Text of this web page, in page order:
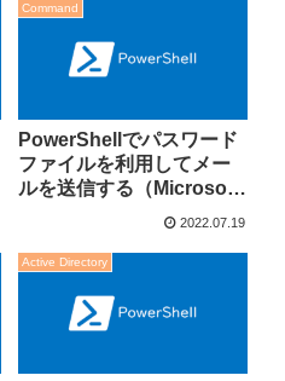
Command
PowerShellでパスワード
ファイルを利用してメー
ルを送信する（Microsoft
2022.07.19
Active Directory